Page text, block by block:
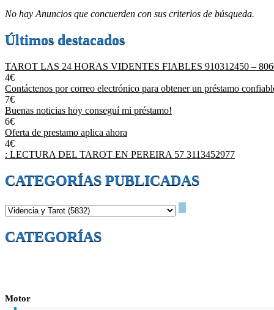
No hay Anuncios que concuerden con sus criterios de búsqueda.
Últimos destacados
TAROT LAS 24 HORAS VIDENTES FIABLES 910312450 –
4€
Contáctenos por correo electrónico para obtener un préstamo
7€
Buenas noticias hoy conseguí mi préstamo!
6€
Oferta de prestamo aplica ahora
4€
: LECTURA DEL TAROT EN PEREIRA 57 3113452977
CATEGORÍAS PUBLICADAS
CATEGORÍAS
Motor